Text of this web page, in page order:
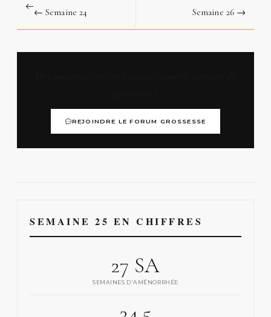
← Semaine 24 Semaine 26 →
REJOINDRE LE FORUM GROSSESSE
SEMAINE 25 EN CHIFFRES
27 SA
SEMAINES D'AMÉNORRHÉE